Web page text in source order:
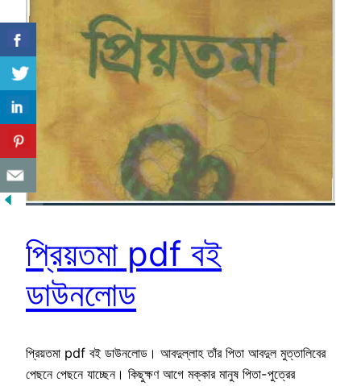
প্রিয়তমা pdf বই
ডাউনলোড
প্রিয়তমা pdf বই ডাউনলোড। আবদুল্লাহ তাঁর পিতা আবদুল মুত্তালিবের
পেছনে পেছনে যাচ্ছেন। কিছুক্ষণ আগে মক্কার মানুষ পিতা-পুত্রের